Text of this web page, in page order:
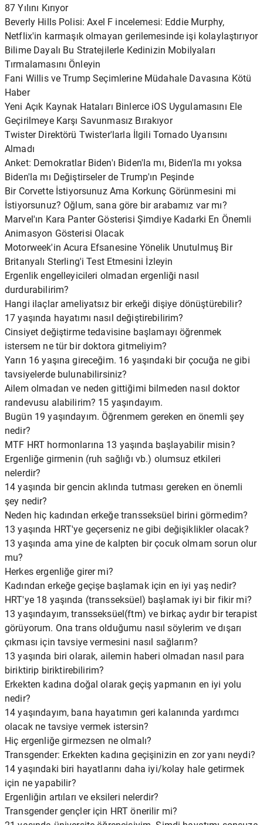
87 Yılını Kırıyor
Beverly Hills Polisi: Axel F incelemesi: Eddie Murphy,
Netflix'in karmaşık olmayan gerilemesinde işi kolaylaştırıyor
Bilime Dayalı Bu Stratejilerle Kedinizin Mobilyaları
Tırmalamasını Önleyin
Fani Willis ve Trump Seçimlerine Müdahale Davasına Kötü
Haber
Yeni Açık Kaynak Hataları Binlerce iOS Uygulamasını Ele
Geçirilmeye Karşı Savunmasız Bırakıyor
Twister Direktörü Twister'larla İlgili Tornado Uyarısını
Almadı
Anket: Demokratlar Biden'ı Biden'la mı, Biden'la mı yoksa
Biden'la mı Değiştirseler de Trump'ın Peşinde
Bir Corvette İstiyorsunuz Ama Korkunç Görünmesini mi
İstiyorsunuz? Oğlum, sana göre bir arabamız var mı?
Marvel'ın Kara Panter Gösterisi Şimdiye Kadarki En Önemli
Animasyon Gösterisi Olacak
Motorweek'in Acura Efsanesine Yönelik Unutulmuş Bir
Britanyalı Sterling'i Test Etmesini İzleyin
Ergenlik engelleyicileri olmadan ergenliği nasıl
durdurabilirim?
Hangi ilaçlar ameliyatsız bir erkeği dişiye dönüştürebilir?
17 yaşında hayatımı nasıl değiştirebilirim?
Cinsiyet değiştirme tedavisine başlamayı öğrenmek
istersem ne tür bir doktora gitmeliyim?
Yarın 16 yaşına gireceğim. 16 yaşındaki bir çocuğa ne gibi
tavsiyelerde bulunabilirsiniz?
Ailem olmadan ve neden gittiğimi bilmeden nasıl doktor
randevusu alabilirim? 15 yaşındayım.
Bugün 19 yaşındayım. Öğrenmem gereken en önemli şey
nedir?
MTF HRT hormonlarına 13 yaşında başlayabilir misin?
Ergenliğe girmenin (ruh sağlığı vb.) olumsuz etkileri
nelerdir?
14 yaşında bir gencin aklında tutması gereken en önemli
şey nedir?
Neden hiç kadından erkeğe transseksüel birini görmedim?
13 yaşında HRT'ye geçerseniz ne gibi değişiklikler olacak?
13 yaşında ama yine de kalpten bir çocuk olmam sorun olur
mu?
Herkes ergenliğe girer mi?
Kadından erkeğe geçişe başlamak için en iyi yaş nedir?
HRT'ye 18 yaşında (transseksüel) başlamak iyi bir fikir mi?
13 yaşındayım, transseksüel(ftm) ve birkaç aydır bir terapist
görüyorum. Ona trans olduğumu nasıl söylerim ve dışarı
çıkması için tavsiye vermesini nasıl sağlarım?
13 yaşında biri olarak, ailemin haberi olmadan nasıl para
biriktirip biriktirebilirim?
Erkekten kadına doğal olarak geçiş yapmanın en iyi yolu
nedir?
14 yaşındayım, bana hayatımın geri kalanında yardımcı
olacak ne tavsiye vermek istersin?
Hiç ergenliğe girmezsen ne olmalı?
Transgender: Erkekten kadına geçişinizin en zor yanı neydi?
14 yaşındaki biri hayatlarını daha iyi/kolay hale getirmek
için ne yapabilir?
Ergenliğin artıları ve eksileri nelerdir?
Transgender gençler için HRT önerilir mi?